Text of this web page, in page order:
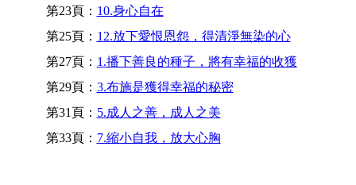
第23頁： 10.身心自在
第25頁： 12.放下愛恨恩怨，得清淨無染的心
第27頁： 1.播下善良的種子，將有幸福的收獲
第29頁： 3.布施是獲得幸福的秘密
第31頁： 5.成人之善，成人之美
第33頁： 7.縮小自我，放大心胸